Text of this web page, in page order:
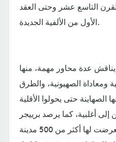
التاسع عشر وحتى العقد
الأول من الألفية الجديدة.
يناقش عدة محاور مهمة، منها
ومعاداة الصهيونية، والطرق
الصهاينة حتى يحولوا الأقلية
أغلبية، كما يرصد برييجر
عملية "التهويد" التي تعرضت لها أكثر من 500 مدينة